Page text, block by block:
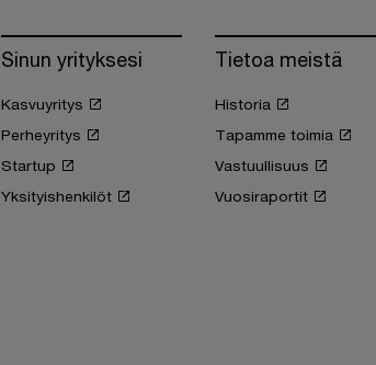
Sinun yrityksesi
Kasvuyritys
Perheyritys
Startup
Yksityishenkilöt
Tietoa meistä
Historia
Tapamme toimia
Vastuullisuus
Vuosiraportit